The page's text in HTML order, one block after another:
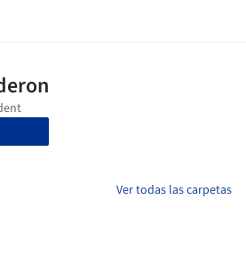
Ver todas las carpetas